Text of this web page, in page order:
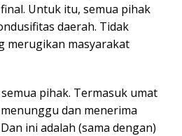
Untuk itu, semua pihak
daerah. Tidak
merugikan masyarakat
pihak. Termasuk umat
dan menerima
ini adalah (sama dengan)